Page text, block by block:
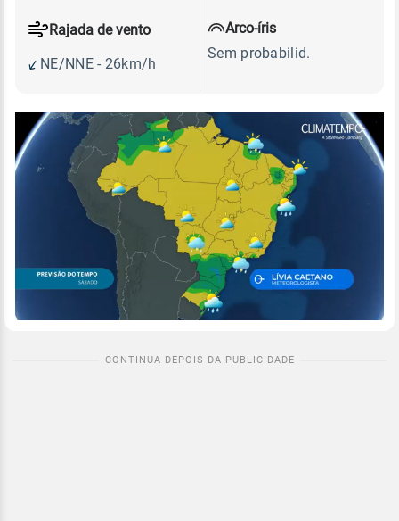
Rajada de vento
NE/NNE - 26km/h
Arco-íris
Sem probabilid.